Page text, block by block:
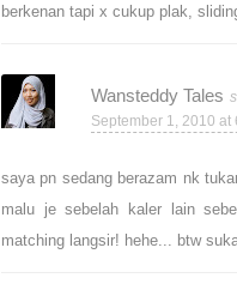
berkenan tapi x cukup plak,
Wansteddy Tales
September 1, 2010 at
saya pn sedang berazam nk
malu je sebelah kaler lain
matching langsir! hehe... btw